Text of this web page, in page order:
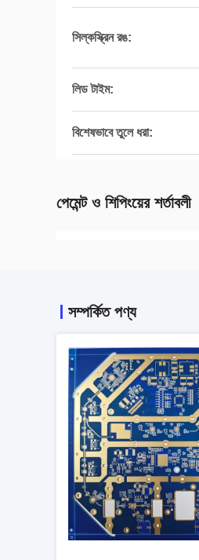
সিল্কস্ক্রিন রঙ:
লিড টাইম:
বিশেষভাবে তুলে ধরা:
পেমেন্ট ও শিপিংয়ের শর্তাবলী
সম্পর্কিত পণ্য